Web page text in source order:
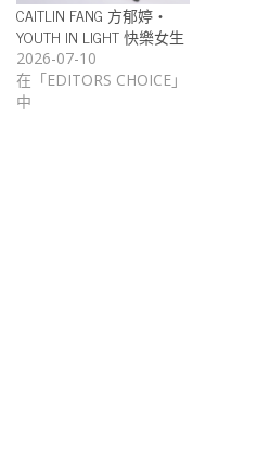
CAITLIN FANG 方郁婷・
YOUTH IN LIGHT 快樂女生
2026-07-10
在「EDITORS CHOICE」
中